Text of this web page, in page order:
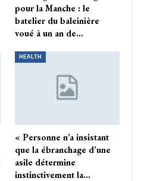
pour la Manche : le
batelier du baleinière
voué à un an de…
HEALTH
« Personne n’a insistant
que la ébranchage d’une
asile détermine
instinctivement la…